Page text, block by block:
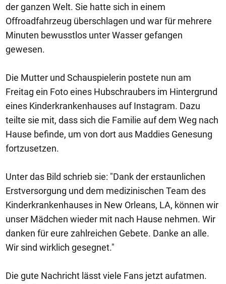
der ganzen Welt. Sie hatte sich in einem
Offroadfahrzeug überschlagen und war für mehrere
Minuten bewusstlos unter Wasser gefangen
gewesen.
Die Mutter und Schauspielerin postete nun am
Freitag ein Foto eines Hubschraubers im Hintergrund
eines Kinderkrankenhauses auf Instagram. Dazu
teilte sie mit, dass sich die Familie auf dem Weg nach
Hause befinde, um von dort aus Maddies Genesung
fortzusetzen.
Unter das Bild schrieb sie: "Dank der erstaunlichen
Erstversorgung und dem medizinischen Team des
Kinderkrankenhauses in New Orleans, LA, können wir
unser Mädchen wieder mit nach Hause nehmen. Wir
danken für eure zahlreichen Gebete. Danke an alle.
Wir sind wirklich gesegnet."
Die gute Nachricht lässt viele Fans jetzt aufatmen.